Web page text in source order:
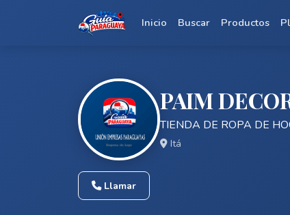
Inicio Buscar Productos
PAIM
TIENDA DE ROPA DE
Itá
Llamar